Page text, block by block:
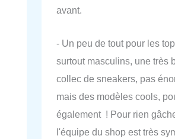
avant.
- Un peu de tout pour les
surtout masculins, une très
collec de sneakers, pas
mais des modèles cools,
également ! Pour rien
l'équipe du shop est très